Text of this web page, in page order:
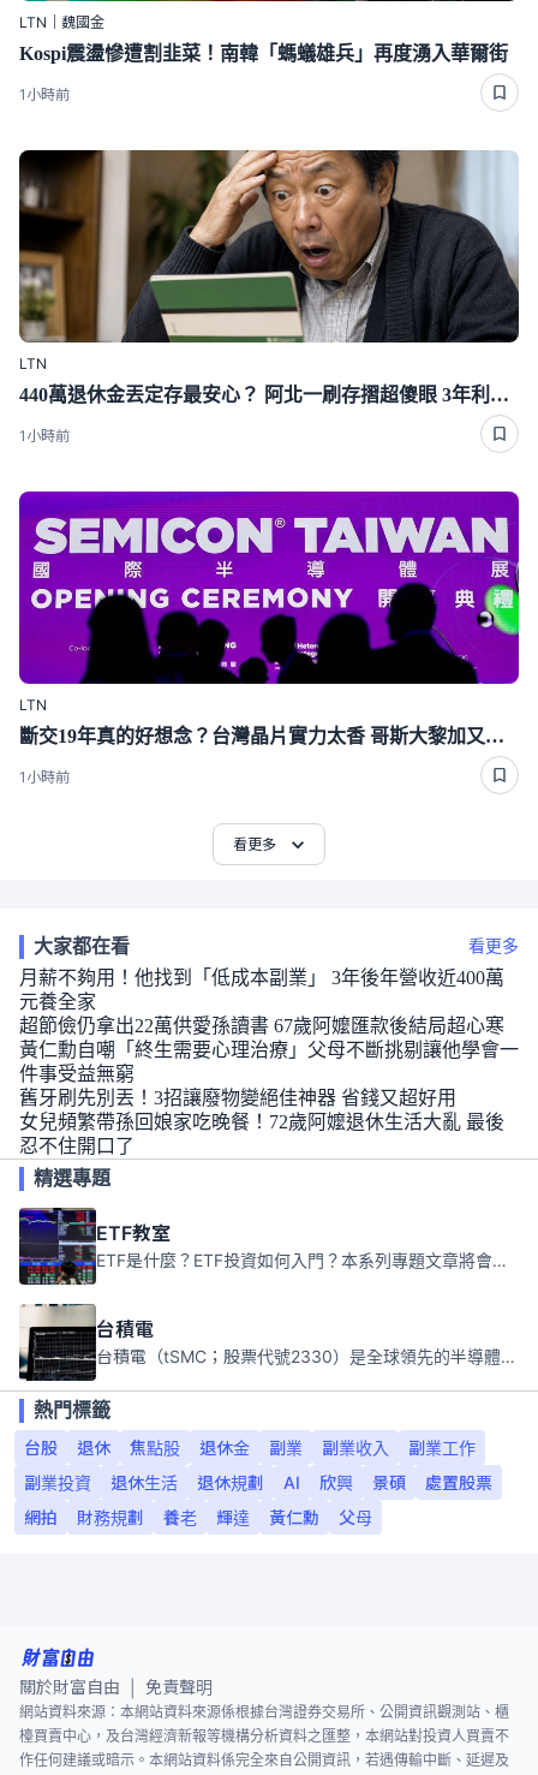
LTN｜魏國金
Kospi震盪慘遭割韭菜！南韓「螞蟻雄兵」再度湧入華爾街
1小時前
LTN
440萬退休金丟定存最安心？ 阿北一刷存摺超傻眼 3年利息僅1千多
1小時前
LTN
斷交19年真的好想念？台灣晶片實力太香 哥斯大黎加又要來台了
1小時前
看更多
大家都在看 看更多
月薪不夠用！他找到「低成本副業」 3年後年營收近400萬
元養全家
超節儉仍拿出22萬供愛孫讀書 67歲阿嬤匯款後結局超心寒
黃仁勳自嘲「終生需要心理治療」父母不斷挑剔讓他學會一
件事受益無窮
舊牙刷先別丟！3招讓廢物變絕佳神器 省錢又超好用
女兒頻繁帶孫回娘家吃晚餐！72歲阿嬤退休生活大亂 最後
忍不住開口了
精選專題
ETF教室
ETF是什麼？ETF投資如何入門？本系列專題文章將會告訴你新手必須知道的ETF基礎知識。
台積電
台積電（tSMC；股票代號2330）是全球領先的半導體代工公司，成立於1987年，總部位於台灣新竹。且已於美國、日本、德國及中國設廠，台積電是全球首家專業積體電路製造服務公司，也是全球最先進和最大規模的半導體代工廠。
熱門標籤
台股
退休 焦點股 退休金 副業 副業收入
副業工作
副業投資
退休生活 退休規劃 AI 欣興 景碩
處置股票
網拍
財務規劃 養老 輝達 黃仁勳 父母
關於財富自由 免責聲明
網站資料來源：本網站資料來源係根據台灣證券交易所、公開資訊觀測站、櫃
檯買賣中心，及台灣經濟新報等機構分析資料之匯整，本網站對投資人買賣不
作任何建議或暗示。本網站資料係完全來自公開資訊，若遇傳輸中斷、延遲及